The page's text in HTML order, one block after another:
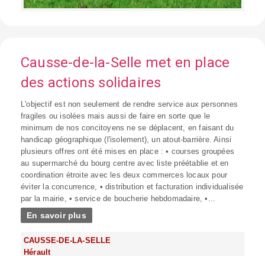
Causse-de-la-Selle met en place
des actions solidaires
L'objectif est non seulement de rendre service aux personnes
fragiles ou isolées mais aussi de faire en sorte que le
minimum de nos concitoyens ne se déplacent, en faisant du
handicap géographique (l'isolement), un atout-barrière. Ainsi
plusieurs offres ont été mises en place : • courses groupées
au supermarché du bourg centre avec liste préétablie et en
coordination étroite avec les deux commerces locaux pour
éviter la concurrence, • distribution et facturation individualisée
par la mairie, • service de boucherie hebdomadaire, •...
En savoir plus
CAUSSE-DE-LA-SELLE
Hérault